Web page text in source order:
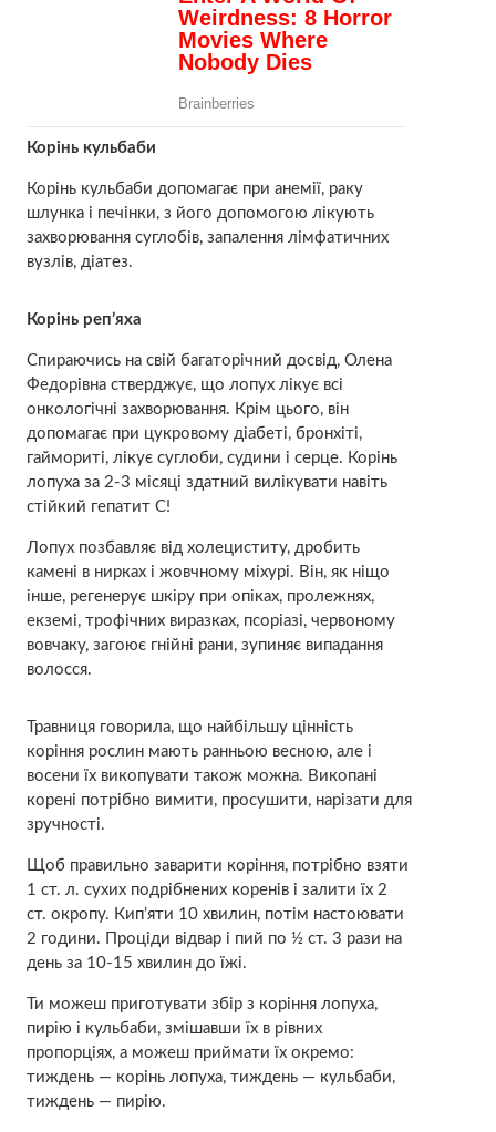
Корінь кульбаби
Корінь кульбаби допомагає при анемії, раку
шлунка і печінки, з його допомогою лікують
захворювання суглобів, запалення лімфатичних
вузлів, діатез.
Корінь реп’яха
Спираючись на свій багаторічний досвід, Олена
Федорівна стверджує, що лопух лікує всі
онкологічні захворювання. Крім цього, він
допомагає при цукровому діабеті, бронхіті,
гаймориті, лікує суглоби, судини і серце. Корінь
лопуха за 2-3 місяці здатний вилікувати навіть
стійкий гепатит С!
Лопух позбавляє від холециститу, дробить
камені в нирках і жовчному міхурі. Він, як ніщо
інше, регенерує шкіру при опіках, пролежнях,
екземі, трофічних виразках, псоріазі, червоному
вовчаку, загоює гнійні рани, зупиняє випадання
волосся.
Травниця говорила, що найбільшу цінність
коріння рослин мають ранньою весною, але і
восени їх викопувати також можна. Викопані
корені потрібно вимити, просушити, нарізати для
зручності.
Щоб правильно заварити коріння, потрібно взяти
1 ст. л. сухих подрібнених коренів і залити їх 2
ст. окропу. Кип’яти 10 хвилин, потім настоювати
2 години. Проціди відвар і пий по ½ ст. 3 рази на
день за 10-15 хвилин до їжі.
Ти можеш приготувати збір з коріння лопуха,
пирію і кульбаби, змішавши їх в рівних
пропорціях, а можеш приймати їх окремо:
тиждень — корінь лопуха, тиждень — кульбаби,
тиждень — пирію.